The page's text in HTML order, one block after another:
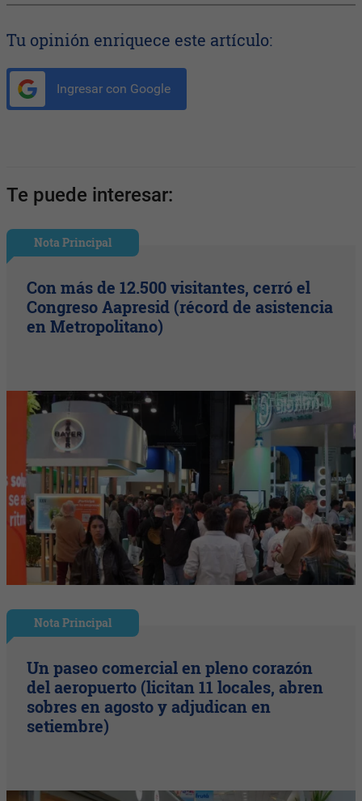
Tu opinión enriquece este artículo:
Ingresar con Google
Te puede interesar:
Nota Principal
Con más de 12.500 visitantes, cerró el
Congreso Aapresid (récord de asistencia
en Metropolitano)
Nota Principal
Un paseo comercial en pleno corazón
del aeropuerto (licitan 11 locales, abren
sobres en agosto y adjudican en
setiembre)